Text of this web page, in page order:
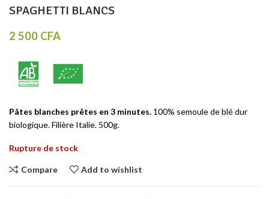
SPAGHETTI BLANCS
2 500 CFA
Pâtes blanches prêtes en 3 minutes. 100% semoule de blé dur
biologique. Filière Italie. 500g.
Rupture de stock
Compare Add to wishlist